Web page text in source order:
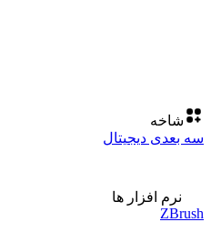
شاخه
سه بعدی دیجیتال
نرم افزار ها
ZBrush